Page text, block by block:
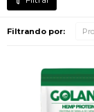
Filtrando por: